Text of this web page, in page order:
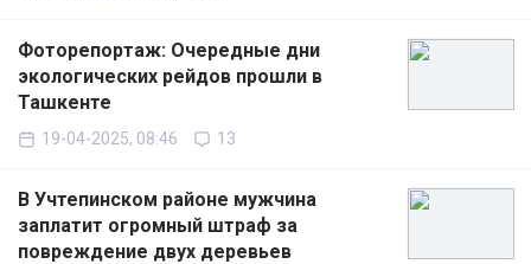
Фоторепортаж: Очередные дни
экологических рейдов прошли в
Ташкенте
19-04-2025, 08:46 13
В Учтепинском районе мужчина
заплатит огромный штраф за
повреждение двух деревьев